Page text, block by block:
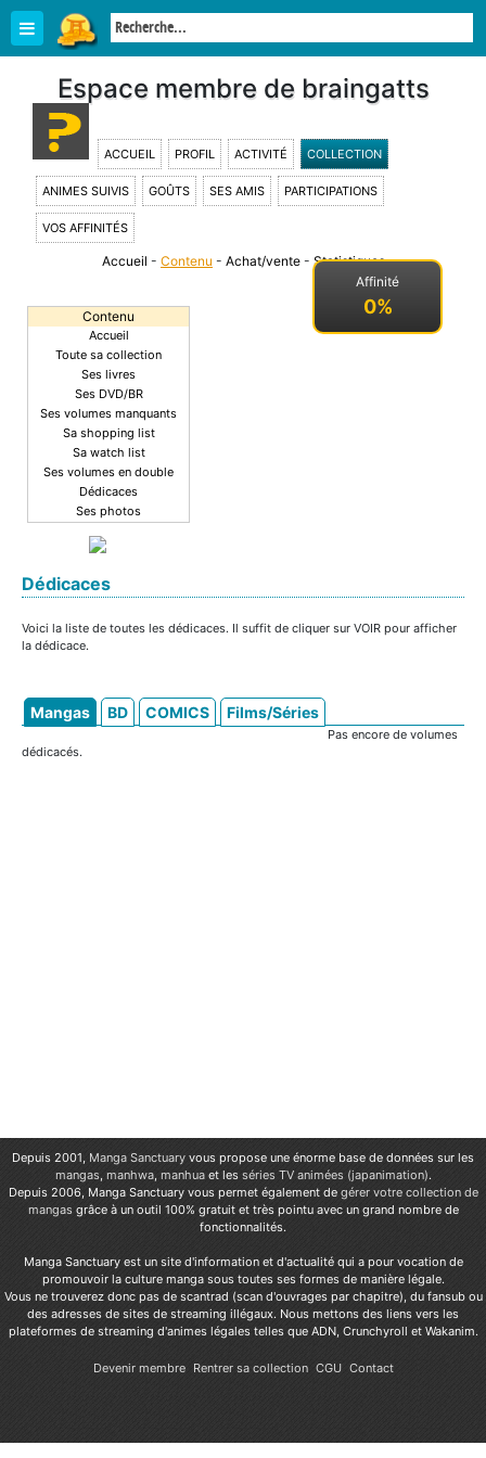
Espace membre de braingatts
ACCUEIL PROFIL ACTIVITÉ COLLECTION
ANIMES SUIVIS GOÛTS SES AMIS PARTICIPATIONS
VOS AFFINITÉS
Affinité
0%
Accueil - Contenu - Achat/vente - Statistiques-
Contenu
Accueil
Toute sa collection
Ses livres
Ses DVD/BR
Ses volumes manquants
Sa shopping list
Sa watch list
Ses volumes en double
Dédicaces
Ses photos
Dédicaces
Voici la liste de toutes les dédicaces. Il suffit de cliquer sur VOIR pour afficher
la dédicace.
Mangas BD COMICS Films/Séries
Pas encore de volumes
dédicacés.
Depuis 2001, Manga Sanctuary vous propose une énorme base de données sur les
mangas, manhwa, manhuaet les séries TV animées (japanimation).
Depuis 2006, Manga Sanctuary vous permet également de gérer votre collection de
mangas grâce à un outil 100% gratuit et très pointu avec un grand nombre de
fonctionnalités.
Manga Sanctuary est un site d'information et d'actualité qui a pour vocation de
promouvoir la culture manga sous toutes ses formes de manière légale.
Vous ne trouverez donc pas de scantrad (scan d'ouvrages par chapitre), du fansub ou
des adresses de sites de streaming illégaux. Nous mettons des liens vers les
plateformes de streaming d'animes légales telles que ADN, Crunchyroll et Wakanim.
Devenir membre Rentrer sa collection CGU Contact